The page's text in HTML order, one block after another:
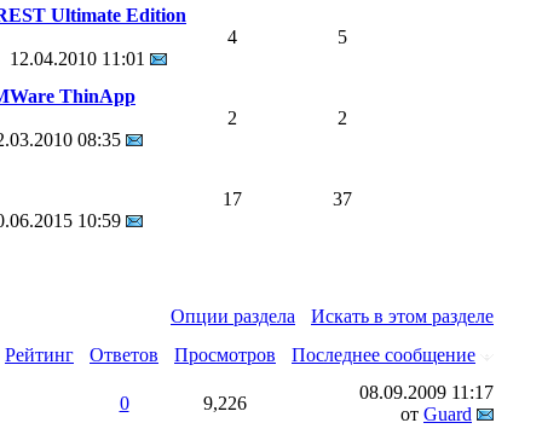
Ultimate Edition
12.04.2010 11:01
4 5
ThinApp
08:35
2 2
10:59
17 37
Опции раздела
Искать в этом разделе
Рейтинг
Ответов Просмотров
Последнее сообщение
0 9,226
08.09.2009 11:17
от Guard